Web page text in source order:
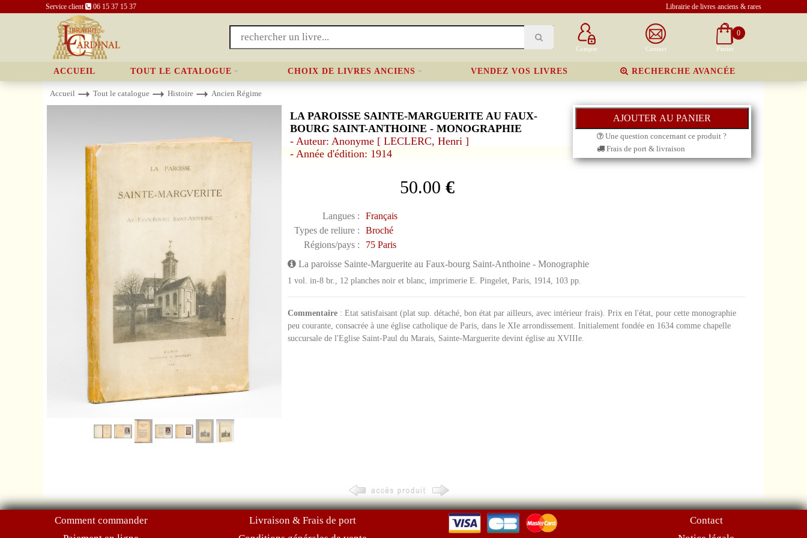
Service client 06 15 37 15 37 Librairie de livres anciens & rares
Compte Contact
0
Panier
ACCUEIL TOUT LE CATALOGUE CHOIX DE LIVRES ANCIENS VENDEZ VOS LIVRES RECHERCHE AVANCÉE
Accueil Tout le catalogue Histoire Ancien Régime
LA PAROISSE SAINTE-MARGUERITE AU FAUX-
BOURG SAINT-ANTHOINE - MONOGRAPHIE
- Auteur: Anonyme [ LECLERC, Henri ]
- Année d'édition: 1914
50.00 €
Langues :
Français
Types de reliure :
Broché
Régions/pays :
75 Paris
Une question concernant ce produit ?
Frais de port & livraison
La paroisse Sainte-Marguerite au Faux-bourg Saint-Anthoine - Monographie
1 vol. in-8 br., 12 planches noir et blanc, imprimerie E. Pingelet, Paris, 1914, 103 pp.
Commentaire: Etat satisfaisant (plat sup. détaché, bon état par ailleurs, avec intérieur frais). Prix en l'état, pour cette monographie
peu courante, consacrée à une église catholique de Paris, dans le XIe arrondissement. Initialement fondée en 1634 comme chapelle
succursale de l'Eglise Saint-Paul du Marais, Sainte-Marguerite devint église au XVIIIe.
Comment commander
Livraison & Frais de port
Contact